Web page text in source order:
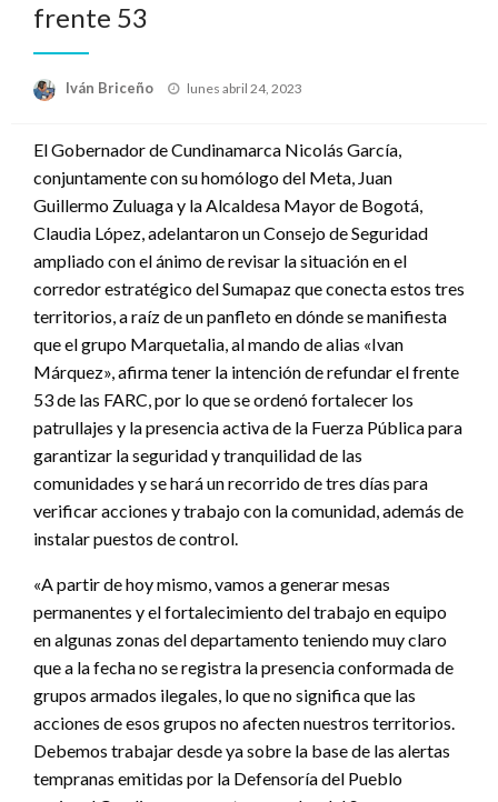
frente 53
Iván Briceño
Publicado
lunes abril 24, 2023
El Gobernador de Cundinamarca Nicolás García,
conjuntamente con su homólogo del Meta, Juan
Guillermo Zuluaga y la Alcaldesa Mayor de Bogotá,
Claudia López, adelantaron un Consejo de Seguridad
ampliado con el ánimo de revisar la situación en el
corredor estratégico del Sumapaz que conecta estos tres
territorios, a raíz de un panfleto en dónde se manifiesta
que el grupo Marquetalia, al mando de alias «Ivan
Márquez», afirma tener la intención de refundar el frente
53 de las FARC, por lo que se ordenó fortalecer los
patrullajes y la presencia activa de la Fuerza Pública para
garantizar la seguridad y tranquilidad de las
comunidades y se hará un recorrido de tres días para
verificar acciones y trabajo con la comunidad, además de
instalar puestos de control.
«A partir de hoy mismo, vamos a generar mesas
permanentes y el fortalecimiento del trabajo en equipo
en algunas zonas del departamento teniendo muy claro
que a la fecha no se registra la presencia conformada de
grupos armados ilegales, lo que no significa que las
acciones de esos grupos no afecten nuestros territorios.
Debemos trabajar desde ya sobre la base de las alertas
tempranas emitidas por la Defensoría del Pueblo